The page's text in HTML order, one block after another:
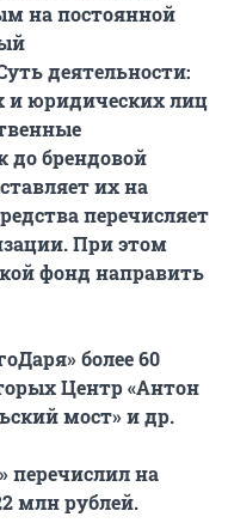
на постоянной
деятельности:
и юридических лиц
до брендовой
их на
перечисляет
При этом
фонд направить
более 60
Центр «Антон
мост» и др.
перечислил на
млн рублей.